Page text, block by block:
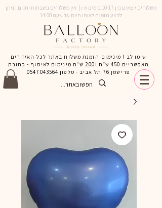
משלוחים יוצאים בין 10-17 בימים א-ו | אין משלוחים בשבתות וחגים | ניתן
לבצע הזמנה לאותו היום עד שעה 14:00
שימו לב ! מינימום הזמנת משלוח באתר לכל האיזורים
האפשריים 450 ש״ח ו200 ש״ח מינימום לאיסוף - כתובת
פרישמן 76 תל אביב - טלפון
0547043564